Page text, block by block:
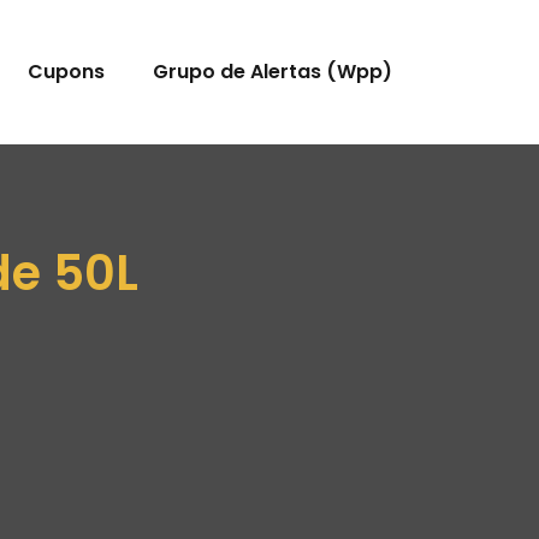
Cupons Grupo de Alertas (Wpp)
50L